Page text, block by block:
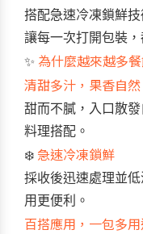
搭配急速冷凍鎖鮮技
讓每一次打開包裝
✨ 為什麼越來越多
清甜多汁，果香自然
甜而不膩，入口散
料理搭配。
❄️ 急速冷凍鎖鮮
採收後迅速處理並
用更便利。
百搭應用，一包多